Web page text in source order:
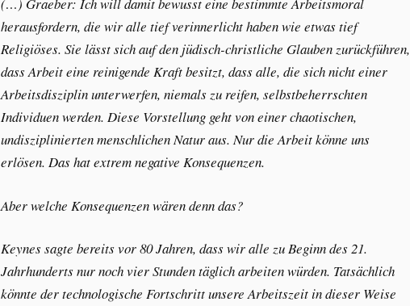
(…) Graeber: Ich will damit bewusst eine bestimmte Arbeitsmoral
herausfordern, die wir alle tief verinnerlicht haben wie etwas tief
Religiöses. Sie lässt sich auf den jüdisch-christliche Glauben zurückführen,
dass Arbeit eine reinigende Kraft besitzt, dass alle, die sich nicht einer
Arbeitsdisziplin unterwerfen, niemals zu reifen, selbstbeherrschten
Individuen werden. Diese Vorstellung geht von einer chaotischen,
undisziplinierten menschlichen Natur aus. Nur die Arbeit könne uns
erlösen. Das hat extrem negative Konsequenzen.
Aber welche Konsequenzen wären denn das?
Keynes sagte bereits vor 80 Jahren, dass wir alle zu Beginn des 21.
Jahrhunderts nur noch vier Stunden täglich arbeiten würden. Tatsächlich
könnte der technologische Fortschritt unsere Arbeitszeit in dieser Weise